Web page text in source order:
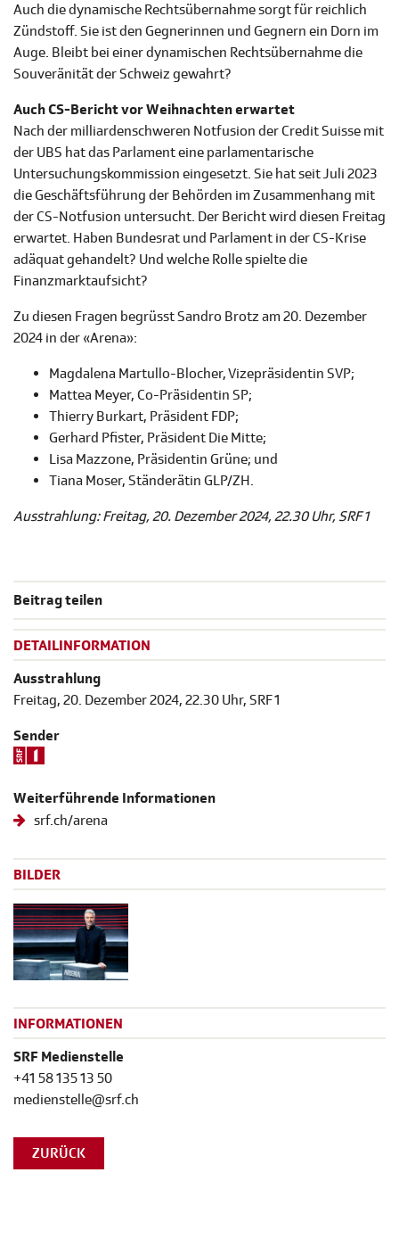
Auch die dynamische Rechtsübernahme sorgt für reichlich
Zündstoff. Sie ist den Gegnerinnen und Gegnern ein Dorn im
Auge. Bleibt bei einer dynamischen Rechtsübernahme die
Souveränität der Schweiz gewahrt?
Auch CS-Bericht vor Weihnachten erwartet
Nach der milliardenschweren Notfusion der Credit Suisse mit
der UBS hat das Parlament eine parlamentarische
Untersuchungskommission eingesetzt. Sie hat seit Juli 2023
die Geschäftsführung der Behörden im Zusammenhang mit
der CS-Notfusion untersucht. Der Bericht wird diesen Freitag
erwartet. Haben Bundesrat und Parlament in der CS-Krise
adäquat gehandelt? Und welche Rolle spielte die
Finanzmarktaufsicht?
Zu diesen Fragen begrüsst Sandro Brotz am 20. Dezember
2024 in der «Arena»:
Magdalena Martullo-Blocher, Vizepräsidentin SVP;
Mattea Meyer, Co-Präsidentin SP;
Thierry Burkart, Präsident FDP;
Gerhard Pfister, Präsident Die Mitte;
Lisa Mazzone, Präsidentin Grüne; und
Tiana Moser, Ständerätin GLP/ZH.
Ausstrahlung: Freitag, 20. Dezember 2024, 22.30 Uhr, SRF 1
Beitrag teilen
DETAILINFORMATION
Ausstrahlung
Freitag, 20. Dezember 2024, 22.30 Uhr, SRF 1
Sender
Weiterführende Informationen
srf.ch/arena
BILDER
INFORMATIONEN
SRF Medienstelle
+41 58 135 13 50
medienstelle@srf.ch
ZURÜCK